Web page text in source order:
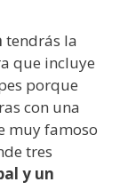
tendrás la
que incluye
porque
con una
muy famoso
tres
y un